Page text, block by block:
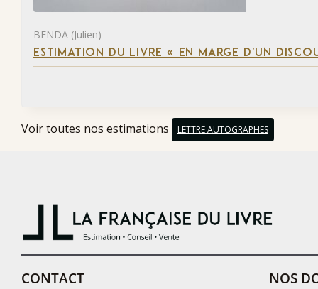
BENDA (Julien)
ESTIMATION DU LIVRE « EN MARGE D’UN
Voir toutes nos estimations LETTRE AUTOGRAPHES
CONTACT NOS